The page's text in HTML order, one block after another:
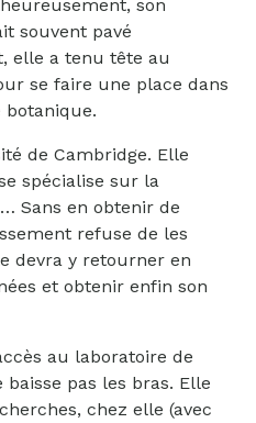
son
souvent pavé
elle a tenu tête au
se faire une place dans
botanique.
de Cambridge. Elle
spécialise sur la
Sans en obtenir de
refuse de les
devra y retourner en
et obtenir enfin son
au laboratoire de
baisse pas les bras. Elle
chez elle (avec